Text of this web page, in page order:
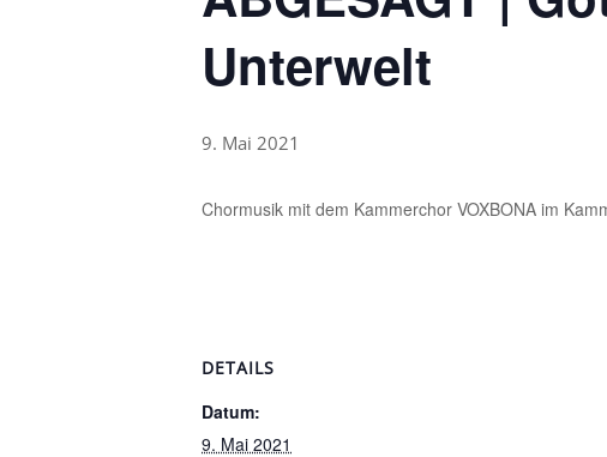
Unterwelt
9. Mai 2021
Chormusik mit dem Kammerchor VOXBONA im
DETAILS
Datum:
9. Mai 2021